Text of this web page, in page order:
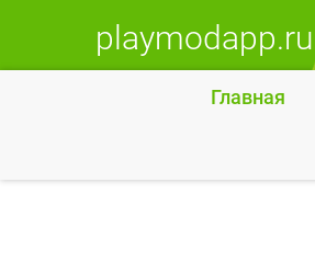
playmodapp.ru
Главная